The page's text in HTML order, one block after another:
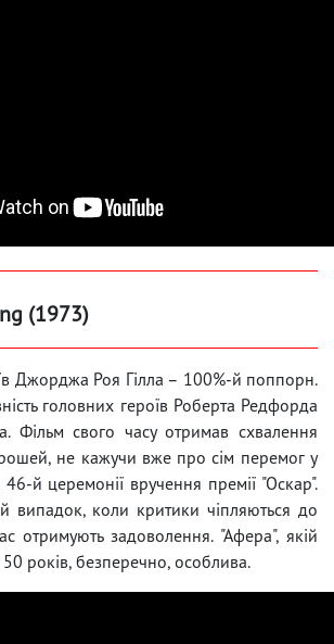
(1973)
Джорджа Роя Гілла – 100%-й поппорн.
головних героїв Роберта Редфорда
Фільм свого часу отримав схвалення
не кажучи вже про сім перемог у
й церемонії вручення премії "Оскар".
випадок, коли критики чіпляються до
отримують задоволення. "Афера", якій
років, безперечно, особлива.